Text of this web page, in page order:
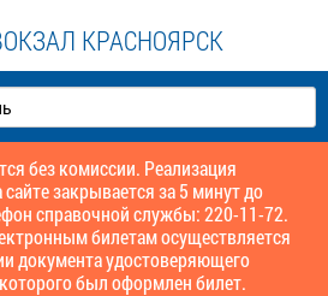
КРАСНОЯРСК
без комиссии. Реализация
закрывается за 5 минут до
справочной службы: 220-11-72.
билетам осуществляется
документа удостоверяющего
был оформлен билет.